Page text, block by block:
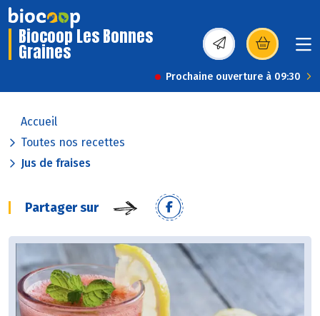
Biocoop Les Bonnes
Graines (s’ouvre dans une
Prochaine ouverture à 09:30
Accueil
Toutes nos recettes
Jus de fraises
Partager sur